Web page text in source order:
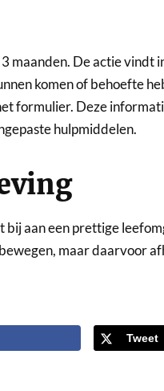
maanden. De actie vindt
komen of behoefte
formulier. Deze
hulpmiddelen.
bij aan een prettige
maar daarvoor
Tweet